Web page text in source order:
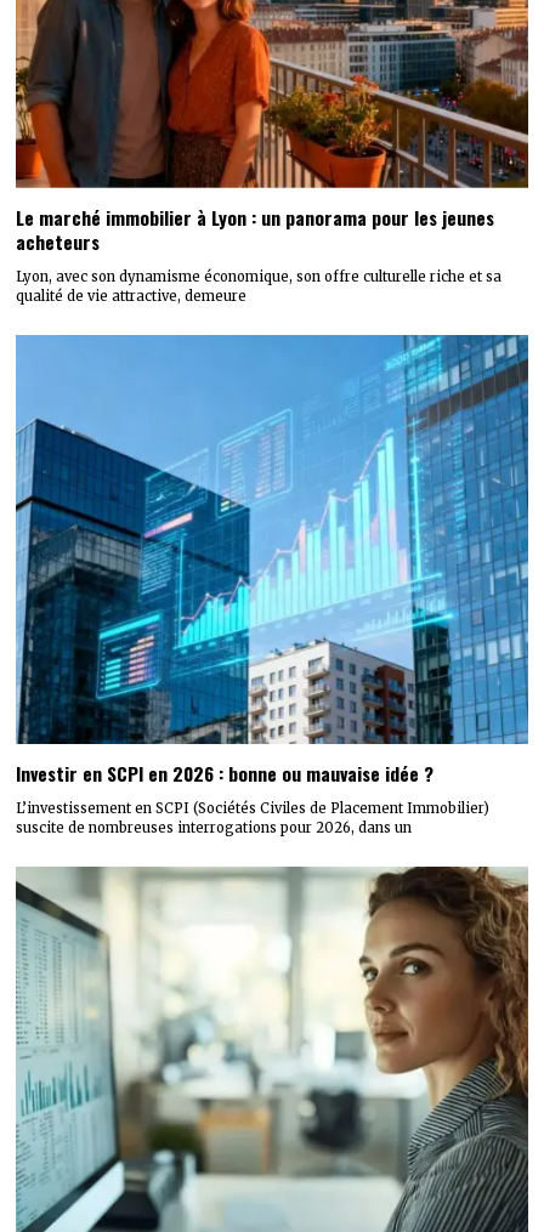
Le marché immobilier à Lyon : un panorama pour les jeunes
acheteurs
Lyon, avec son dynamisme économique, son offre culturelle riche et sa
qualité de vie attractive, demeure
Investir en SCPI en 2026 : bonne ou mauvaise idée ?
L’investissement en SCPI (Sociétés Civiles de Placement Immobilier)
suscite de nombreuses interrogations pour 2026, dans un